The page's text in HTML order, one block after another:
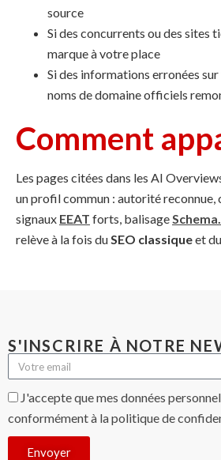
source
Si des concurrents ou des sites
marque à votre place
Si des informations erronées
noms de domaine officiels
Comment
Les pages citées dans les AI
un profil commun : autorité reconnue,
signaux EEAT forts, balisage
relève à la fois duSEO classiqueet du
S'INSCRIRE À NOTRE
J'accepte que mes données
conformément à la politique de
Envoyer